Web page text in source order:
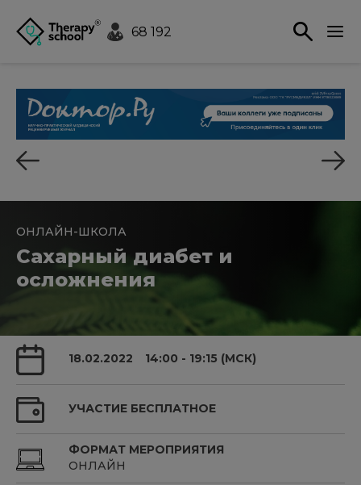
68 192
ОНЛАЙН-ШКОЛА
Сахарный диабет и
осложнения
18.02.2022 14:00 - 19:15 (МСК)
УЧАСТИЕ БЕСПЛАТНОЕ
ФОРМАТ МЕРОПРИЯТИЯ
ОНЛАЙН